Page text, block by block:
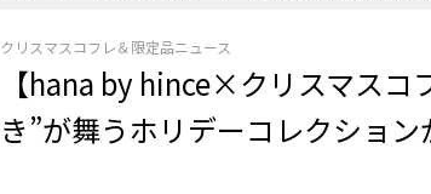
クリスマスコフレ＆限定品ニュース
【hana by hince×クリスマスコ
き”が舞うホリデーコレクション